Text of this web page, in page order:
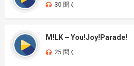
30 聞く
M!LK – You!Joy!Parade!
25 聞く